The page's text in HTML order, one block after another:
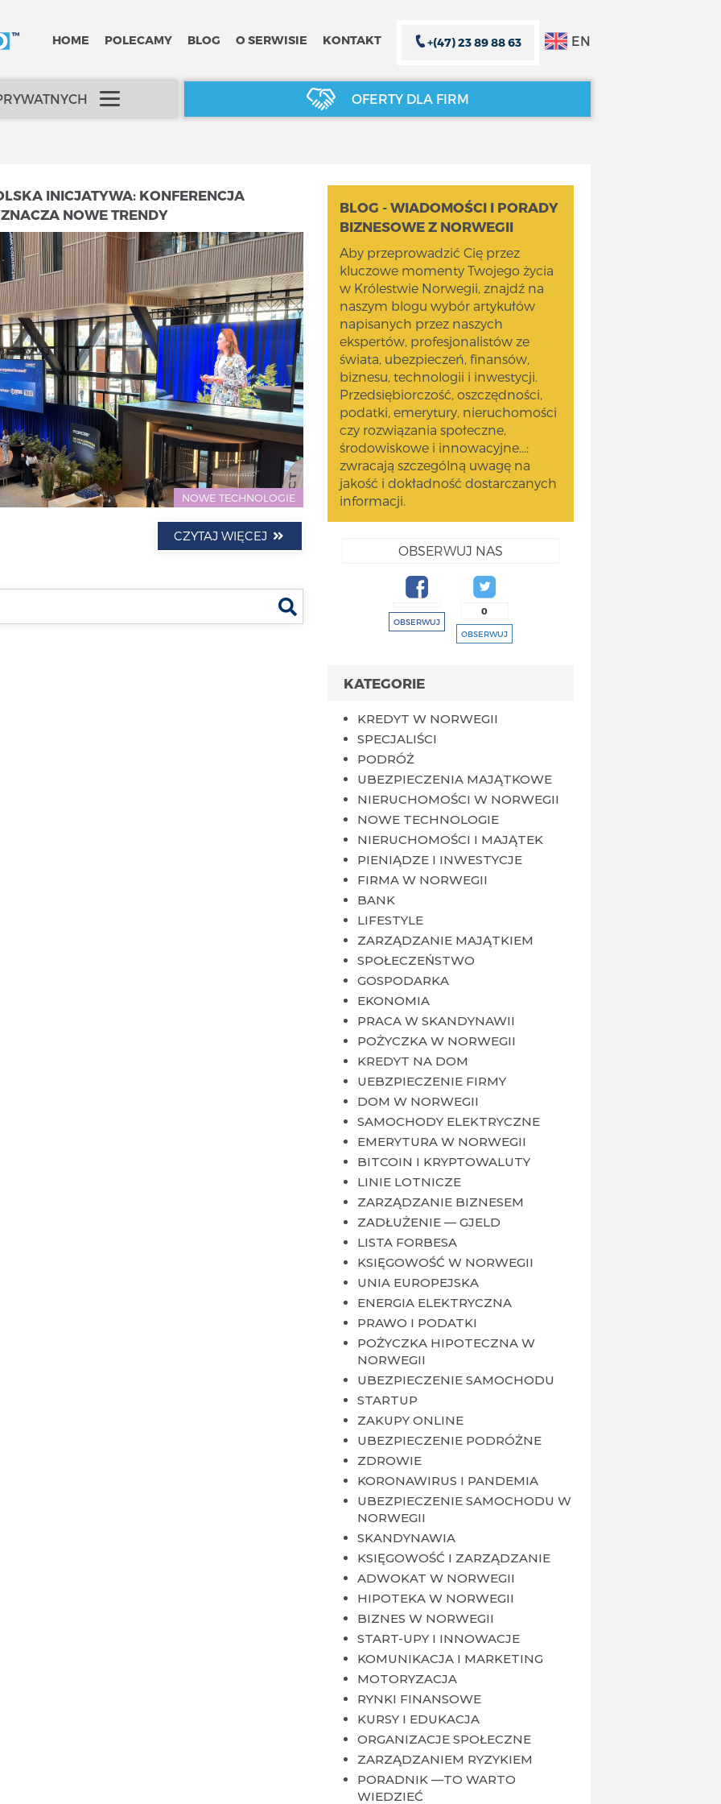
EN
HOME POLECAMY BLOG O SERWISIE KONTAKT +(47) 23 89 88 63
OFERTY DLA FIRM
INICJATYWA: KONFERENCJA
NOWE TRENDY
NOWE TECHNOLOGIE
CZYTAJ WIĘCEJ
BLOG - WIADOMOŚCI I PORADY
BIZNESOWE Z NORWEGII
Aby przeprowadzić Cię przez
kluczowe momenty Twojego życia
w Królestwie Norwegii, znajdź na
naszym blogu wybór artykułów
napisanych przez naszych
ekspertów, profesjonalistów ze
świata, ubezpieczeń, finansów,
biznesu, technologii i inwestycji.
Przedsiębiorczość, oszczędności,
podatki, emerytury, nieruchomości
czy rozwiązania społeczne,
środowiskowe i innowacyjne...:
zwracają szczególną uwagę na
jakość i dokładność dostarczanych
informacji.
OBSERWUJ NAS
OBSERWUJ
0
OBSERWUJ
KATEGORIE
KREDYT W NORWEGII
SPECJALIŚCI
PODRÓŻ
UBEZPIECZENIA MAJĄTKOWE
NIERUCHOMOŚCI W NORWEGII
NOWE TECHNOLOGIE
NIERUCHOMOŚCI I MAJĄTEK
PIENIĄDZE I INWESTYCJE
FIRMA W NORWEGII
BANK
LIFESTYLE
ZARZĄDZANIE MAJĄTKIEM
SPOŁECZEŃSTWO
GOSPODARKA
EKONOMIA
PRACA W SKANDYNAWII
POŻYCZKA W NORWEGII
KREDYT NA DOM
UEBZPIECZENIE FIRMY
DOM W NORWEGII
SAMOCHODY ELEKTRYCZNE
EMERYTURA W NORWEGII
BITCOIN I KRYPTOWALUTY
LINIE LOTNICZE
ZARZĄDZANIE BIZNESEM
ZADŁUŻENIE — GJELD
LISTA FORBESA
KSIĘGOWOŚĆ W NORWEGII
UNIA EUROPEJSKA
ENERGIA ELEKTRYCZNA
PRAWO I PODATKI
POŻYCZKA HIPOTECZNA W
NORWEGII
UBEZPIECZENIE SAMOCHODU
STARTUP
ZAKUPY ONLINE
UBEZPIECZENIE PODRÓŻNE
ZDROWIE
KORONAWIRUS I PANDEMIA
UBEZPIECZENIE SAMOCHODU W
NORWEGII
SKANDYNAWIA
KSIĘGOWOŚĆ I ZARZĄDZANIE
ADWOKAT W NORWEGII
HIPOTEKA W NORWEGII
BIZNES W NORWEGII
START-UPY I INNOWACJE
KOMUNIKACJA I MARKETING
MOTORYZACJA
RYNKI FINANSOWE
KURSY I EDUKACJA
ORGANIZACJE SPOŁECZNE
ZARZĄDZANIEM RYZYKIEM
PORADNIK —TO WARTO
WIEDZIEĆ